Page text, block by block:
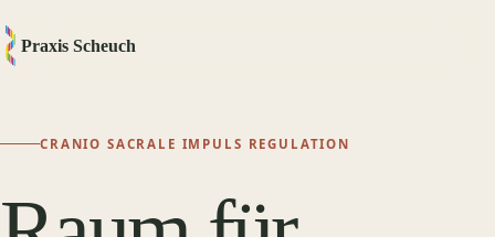
Praxis Scheuch
CRANIO SACRALE IMPULS REGULATION